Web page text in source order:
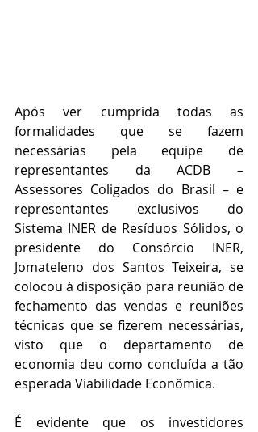
Após ver cumprida todas as
formalidades que se fazem
necessárias pela equipe de
representantes da ACDB –
Assessores Coligados do Brasil – e
representantes exclusivos do
Sistema INER de Resíduos Sólidos, o
presidente do Consórcio INER,
Jomateleno dos Santos Teixeira, se
colocou à disposição para reunião de
fechamento das vendas e reuniões
técnicas que se fizerem necessárias,
visto que o departamento de
economia deu como concluída a tão
esperada Viabilidade Econômica.
É evidente que os investidores